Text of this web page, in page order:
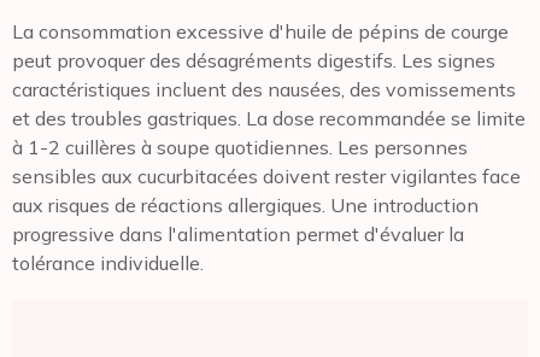
La consommation excessive d'huile de pépins de courge
peut provoquer des désagréments digestifs. Les signes
caractéristiques incluent des nausées, des vomissements
et des troubles gastriques. La dose recommandée se limite
à 1-2 cuillères à soupe quotidiennes. Les personnes
sensibles aux cucurbitacées doivent rester vigilantes face
aux risques de réactions allergiques. Une introduction
progressive dans l'alimentation permet d'évaluer la
tolérance individuelle.